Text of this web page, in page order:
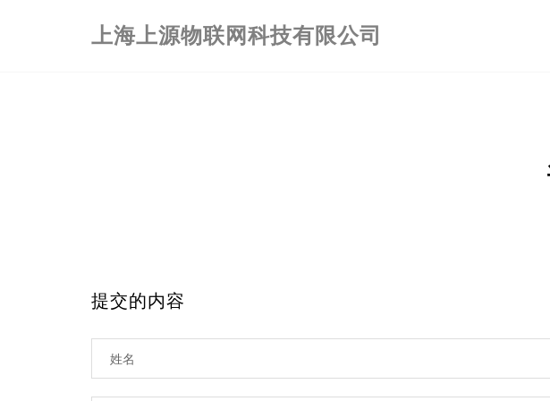
上海上源物联网科技有限公司
提交的内容